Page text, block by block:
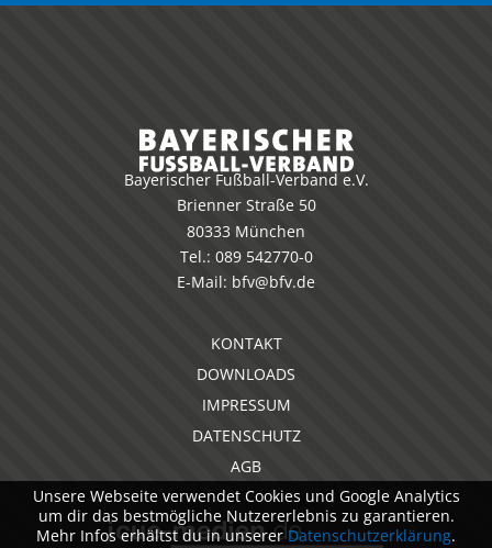
Bayerischer Fußball-Verband e.V.
Brienner Straße 50
80333 München
Tel.: 089 542770-0
E-Mail: bfv@bfv.de
KONTAKT
DOWNLOADS
IMPRESSUM
DATENSCHUTZ
AGB
Unsere Webseite verwendet Cookies und Google Analytics
um dir das bestmögliche Nutzererlebnis zu garantieren.
Mehr Infos erhältst du in unsererDatenschutzerklärung.